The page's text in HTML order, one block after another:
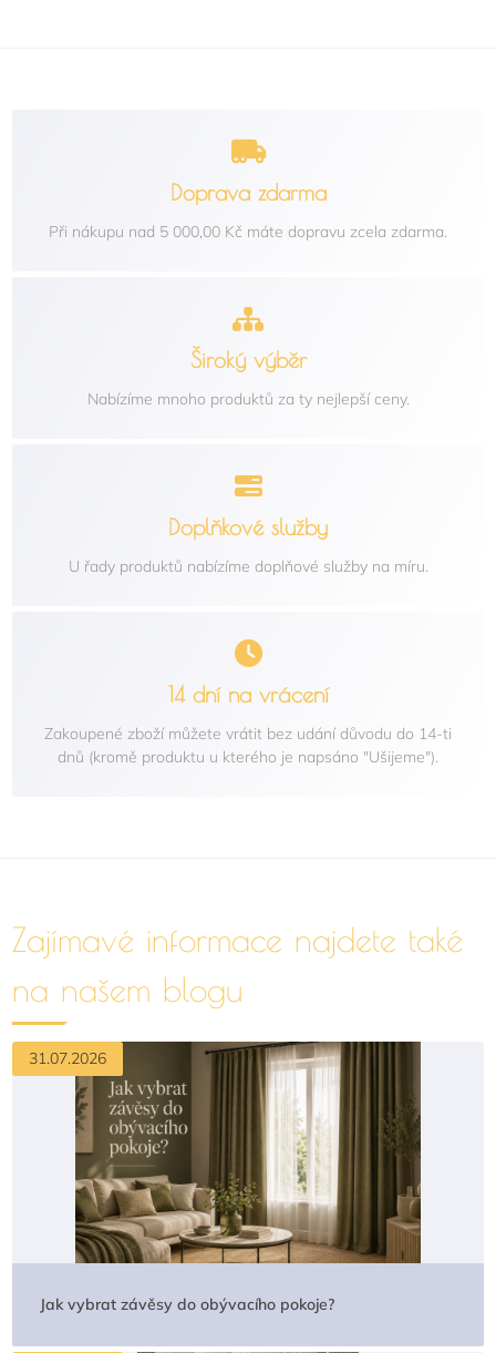
Doprava zdarma
Při nákupu nad 5 000,00 Kč máte dopravu zcela zdarma.
Široký výběr
Nabízíme mnoho produktů za ty nejlepší ceny.
Doplňkové služby
U řady produktů nabízíme doplňové služby na míru.
14 dní na vrácení
Zakoupené zboží můžete vrátit bez udání důvodu do 14-ti
dnů (kromě produktu u kterého je napsáno "Ušijeme").
Zajímavé informace najdete také
na našem blogu
31.07.2026
Jak vybrat závěsy do obývacího pokoje?